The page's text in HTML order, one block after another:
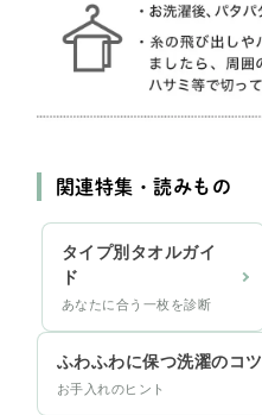
関連特集・読みもの
タイプ別タオルガイ
ド
あなたに合う一枚を診断
ふわふわに保つ洗濯のコツ
お手入れのヒント